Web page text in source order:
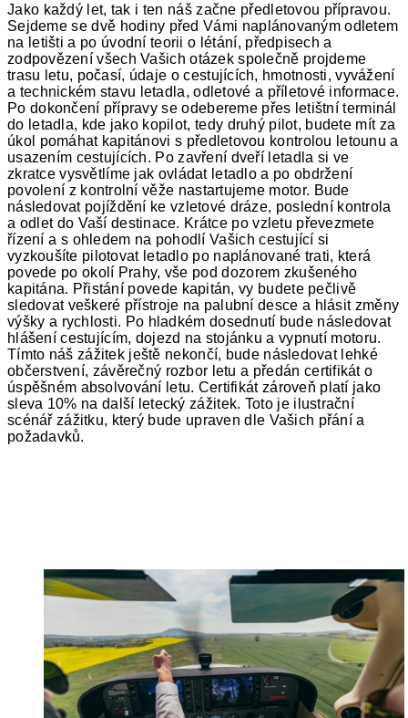
Jako každý let, tak i ten náš začne předletovou přípravou.
Sejdeme se dvě hodiny před Vámi naplánovaným odletem
na letišti a po úvodní teorii o létání, předpisech a
zodpovězení všech Vašich otázek společně projdeme
trasu letu, počasí, údaje o cestujících, hmotnosti, vyvážení
a technickém stavu letadla, odletové a příletové informace.
Po dokončení přípravy se odebereme přes letištní terminál
do letadla, kde jako kopilot, tedy druhý pilot, budete mít za
úkol pomáhat kapitánovi s předletovou kontrolou letounu a
usazením cestujících. Po zavření dveří letadla si ve
zkratce vysvětlíme jak ovládat letadlo a po obdržení
povolení z kontrolní věže nastartujeme motor. Bude
následovat pojíždění ke vzletové dráze, poslední kontrola
a odlet do Vaší destinace. Krátce po vzletu převezmete
řízení a s ohledem na pohodlí Vašich cestující si
vyzkoušíte pilotovat letadlo po naplánované trati, která
povede po okolí Prahy, vše pod dozorem zkušeného
kapitána. Přistání povede kapitán, vy budete pečlivě
sledovat veškeré přístroje na palubní desce a hlásit změny
výšky a rychlosti. Po hladkém dosednutí bude následovat
hlášení cestujícím, dojezd na stojánku a vypnutí motoru.
Tímto náš zážitek ještě nekončí, bude následovat lehké
občerstvení, závěrečný rozbor letu a předán certifikát o
úspěšném absolvování letu. Certifikát zároveň platí jako
sleva 10% na další letecký zážitek. Toto je ilustrační
scénář zážitku, který bude upraven dle Vašich přání a
požadavků.